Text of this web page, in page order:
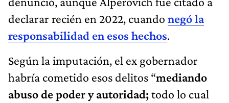
declarar recién en 2022, cuando negó la
responsabilidad en esos hechos.
Según la imputación, el ex gobernador
habría cometido esos delitos “mediando
abuso de poder y autoridad;todo lo cual